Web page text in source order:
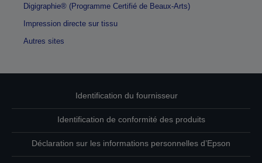
Digigraphie® (Programme Certifié de Beaux-Arts)
Impression directe sur tissu
Autres sites
Identification du fournisseur
Identification de conformité des produits
Déclaration sur les informations personnelles d’Epson